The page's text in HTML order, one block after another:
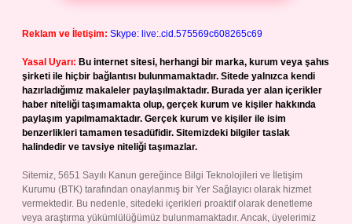
Reklam ve İletişim: Skype: live:.cid.575569c608265c69
Yasal Uyarı: Bu internet sitesi, herhangi bir marka, kurum veya şahıs
şirketi ile hiçbir bağlantısı bulunmamaktadır. Sitede yalnızca kendi
hazırladığımız makaleler paylaşılmaktadır. Burada yer alan içerikler
haber niteliği taşımamakta olup, gerçek kurum ve kişiler hakkında
paylaşım yapılmamaktadır. Gerçek kurum ve kişiler ile isim
benzerlikleri tamamen tesadüfidir. Sitemizdeki bilgiler taslak
halindedir ve tavsiye niteliği taşımazlar.
Sitemiz, 5651 Sayılı Kanun gereğince Bilgi Teknolojileri ve İletişim
Kurumu (BTK) tarafından onaylanmış bir Yer Sağlayıcı olarak hizmet
vermektedir. Bu nedenle, sitedeki içerikleri proaktif olarak denetleme
veya araştırma yükümlülüğümüz bulunmamaktadır. Ancak, üyelerimiz